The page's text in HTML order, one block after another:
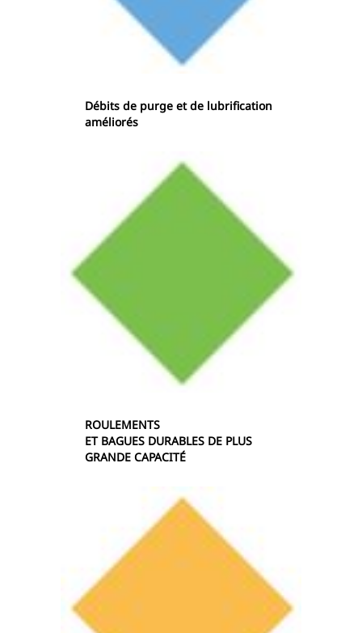
Débits de purge et de lubrification
améliorés
ROULEMENTS
ET BAGUES DURABLES DE PLUS
GRANDE CAPACITÉ